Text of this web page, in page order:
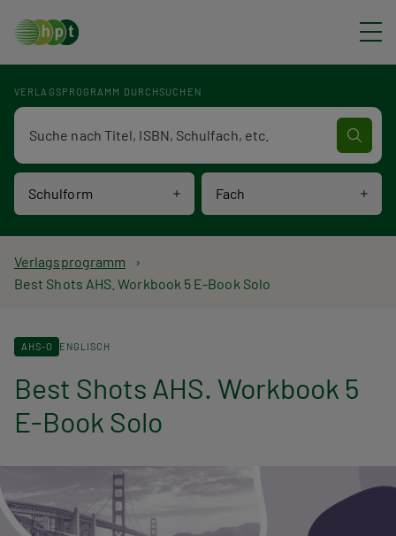
VERLAGSPROGRAMM DURCHSUCHEN
Schulform Fach
Verlagsprogramm Volltextsuche
P
a
d
n
i
Verlagsprogramm
Best Shots AHS. Workbook 5 E-Book Solo
AHS-O ENGLISCH
Best Shots AHS. Workbook 5
E-Book Solo